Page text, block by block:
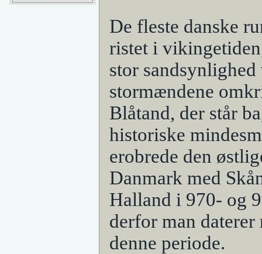
De fleste danske
ristet i
stor sandsynlighed
stormændene
Blåtand, der står
historiske
erobrede den
Danmark med
Halland i 970- og
derfor man daterer
denne periode.